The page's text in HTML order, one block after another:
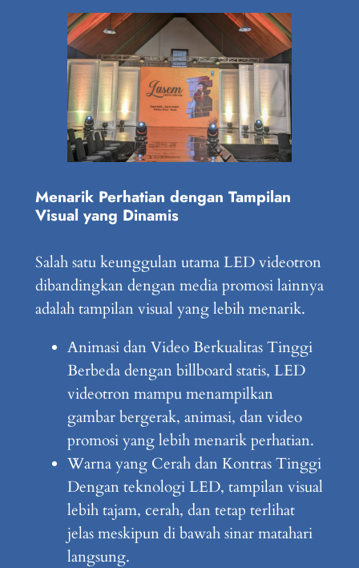
Menarik Perhatian dengan Tampilan
Visual yang Dinamis
Salah satu keunggulan utama LED videotron
dibandingkan dengan media promosi lainnya
adalah tampilan visual yang lebih menarik.
Animasi dan Video Berkualitas Tinggi
Berbeda dengan billboard statis, LED
videotron mampu menampilkan
gambar bergerak, animasi, dan video
promosi yang lebih menarik perhatian.
Warna yang Cerah dan Kontras Tinggi
Dengan teknologi LED, tampilan visual
lebih tajam, cerah, dan tetap terlihat
jelas meskipun di bawah sinar matahari
langsung.